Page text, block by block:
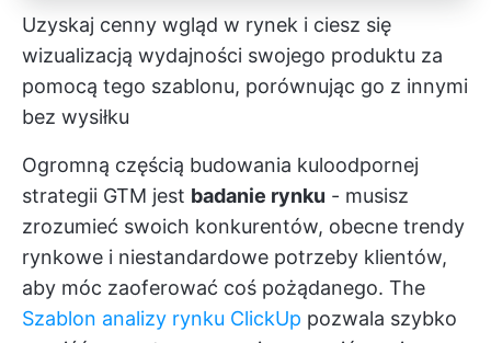
Uzyskaj cenny wgląd w rynek i ciesz się
wizualizacją wydajności swojego produktu za
pomocą tego szablonu, porównując go z innymi
bez wysiłku
Ogromną częścią budowania kuloodpornej
strategii GTM jest badanie rynku - musisz
zrozumieć swoich konkurentów, obecne trendy
rynkowe i niestandardowe potrzeby klientów,
aby móc zaoferować coś pożądanego. The
Szablon analizy rynku ClickUp pozwala szybko